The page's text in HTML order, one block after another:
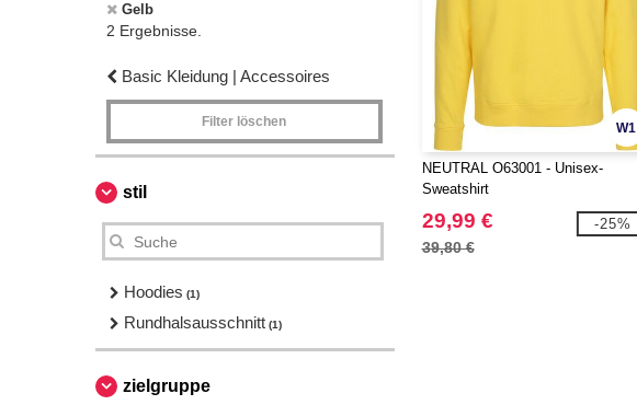
Gelb
2 Ergebnisse.
Basic Kleidung | Accessoires
Filter löschen
stil
Hoodies (1)
Rundhalsausschnitt (1)
zielgruppe
W1
NEUTRAL O63001 - Unisex-
Sweatshirt
29,99 €
39,80 €
-25%